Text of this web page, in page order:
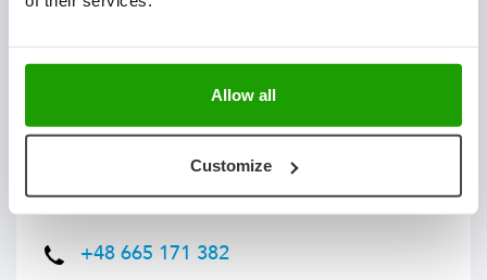
Allow all
Customize
Service & Parts
Viscon Group Eastern Europe
Firmowa 8
Poland
+48 665 171 382